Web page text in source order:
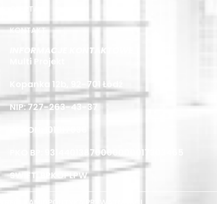
OFERTA
KONTAKT
INFORMACJE KONTAKTOWE
Multi Projekt
Kopanka 12b, 92-701 Łódź
NIP: 727-263-43-37
REGON: 101817036
PKO BP: 93144013870000000017303465
SWIFT: BPKOPLPW